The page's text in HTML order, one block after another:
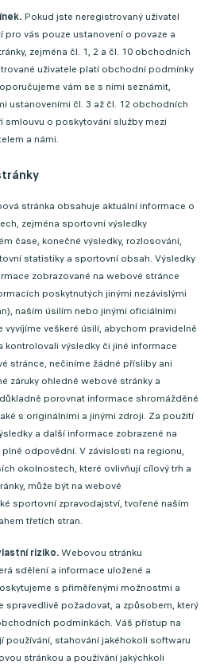
Pokud jste neregistrovaný uživatel
pro vás pouze ustanovení o povaze a
zejména čl. 1, 2 a čl. 10 obchodních
uživatele platí obchodní podmínky
vám se s nimi seznámit,
ustanoveními čl. 3 až čl. 12 obchodních
smlouvu o poskytování služby mezi
a námi.
stránka obsahuje aktuální informace o
zejména sportovní výsledky
čase, konečné výsledky, rozlosování,
statistiky a sportovní obsah. Výsledky
zobrazované na webové stránce
poskytnutých jinými nezávislými
naším úsilím nebo jinými oficiálními
vyvíjíme veškeré úsilí, abychom pravidelně
kontrolovali výsledky či jiné informace
stránce, nečiníme žádné přísliby ani
záruky ohledně webové stránky a
porovnat informace shromážděné
s originálními a jinými zdroji. Za použití
a další informace zobrazené na
odpovědní. V závislosti na regionu,
okolnostech, které ovlivňují cílový trh a
může být na webové
sportovní zpravodajství, tvořené naším
třetích stran.
riziko.Webovou stránku
sdělení a informace uložené a
s přiměřenými možnostmi a
spravedlivě požadovat, a způsobem, který
podmínkách. Váš přístup na
používání, stahování jakéhokoli softwaru
stránkou a používání jakýchkoli